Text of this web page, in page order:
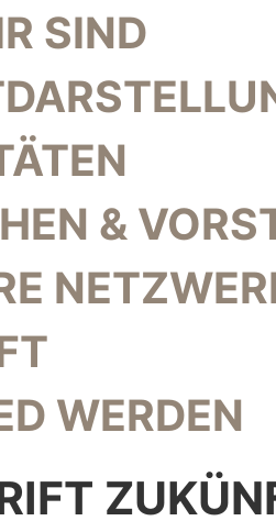
SIND
&
WERDEN